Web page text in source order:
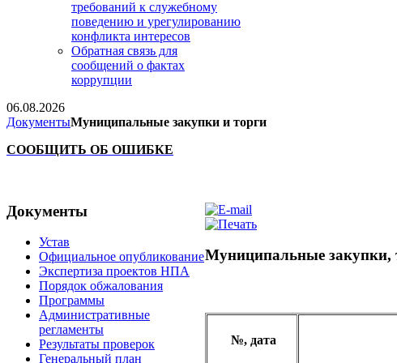
требований к служебному
поведению и урегулированию
конфликта интересов
Обратная связь для
сообщений о фактах
коррупции
06.08.2026
ДокументыМуниципальные закупки и торги
CООБЩИТЬ ОБ ОШИБКЕ
Муниципальные закупки,
№, дата
Документы
Устав
Официальное опубликование
Экспертиза проектов НПА
Порядок обжалования
Программы
Административные
регламенты
Результаты проверок
Генеральный план